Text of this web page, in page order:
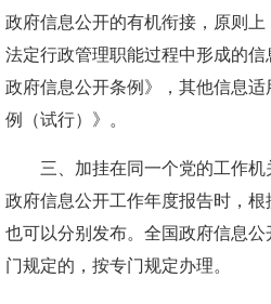
政府信息公开的有机衔接，原则
法定行政管理职能过程中形成的
政府信息公开条例》，其他信息
例（试行）》。
三、加挂在同一个党的工作
政府信息公开工作年度报告时，根
也可以分别发布。全国政府信息
门规定的，按专门规定办理。